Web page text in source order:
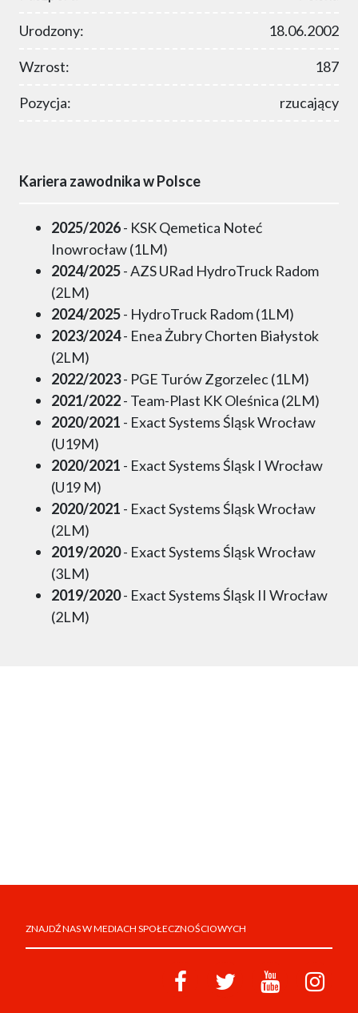
Urodzony: 18.06.2002
Wzrost: 187
Pozycja: rzucający
Kariera zawodnika w Polsce
2025/2026- KSK Qemetica Noteć
Inowrocław (1LM)
2024/2025- AZS URad HydroTruck Radom
(2LM)
2024/2025- HydroTruck Radom (1LM)
2023/2024- Enea Żubry Chorten Białystok
(2LM)
2022/2023- PGE Turów Zgorzelec (1LM)
2021/2022- Team-Plast KK Oleśnica (2LM)
2020/2021 - Exact Systems Śląsk Wrocław
(U19M)
2020/2021 - Exact Systems Śląsk I Wrocław
(U19 M)
2020/2021 - Exact Systems Śląsk Wrocław
(2LM)
2019/2020- Exact Systems Śląsk Wrocław
(3LM)
2019/2020- Exact Systems Śląsk II Wrocław
(2LM)
ZNAJDŹ NAS W MEDIACH SPOŁECZNOŚCIOWYCH